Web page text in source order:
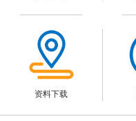
资料下载